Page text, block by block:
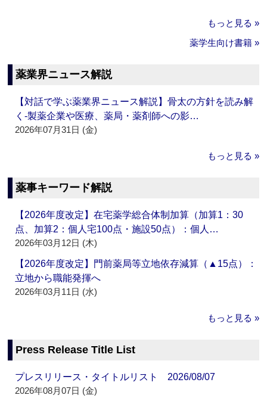
もっと見る »
薬学生向け書籍 »
薬業界ニュース解説
【対話で学ぶ薬業界ニュース解説】骨太の方針を読み解
く‐製薬企業や医療、薬局・薬剤師への影…
2026年07月31日 (金)
もっと見る »
薬事キーワード解説
【2026年度改定】在宅薬学総合体制加算（加算1：30
点、加算2：個人宅100点・施設50点）：個人…
2026年03月12日 (木)
【2026年度改定】門前薬局等立地依存減算（▲15点）：
立地から職能発揮へ
2026年03月11日 (水)
もっと見る »
Press Release Title List
プレスリリース・タイトルリスト 2026/08/07
2026年08月07日 (金)